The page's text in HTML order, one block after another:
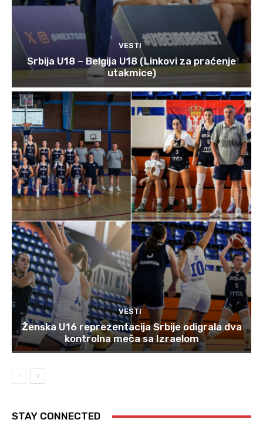
VESTI
Srbija U18 – Belgija U18 (Linkovi za praćenje
utakmice)
VESTI
Ženska U16 reprezentacija Srbije odigrala dva
kontrolna meča sa Izraelom
STAY CONNECTED